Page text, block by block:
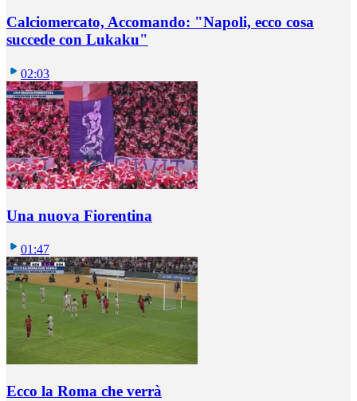
Calciomercato, Accomando: "Napoli, ecco cosa
succede con Lukaku"
02:03
Una nuova Fiorentina
01:47
Ecco la Roma che verrà